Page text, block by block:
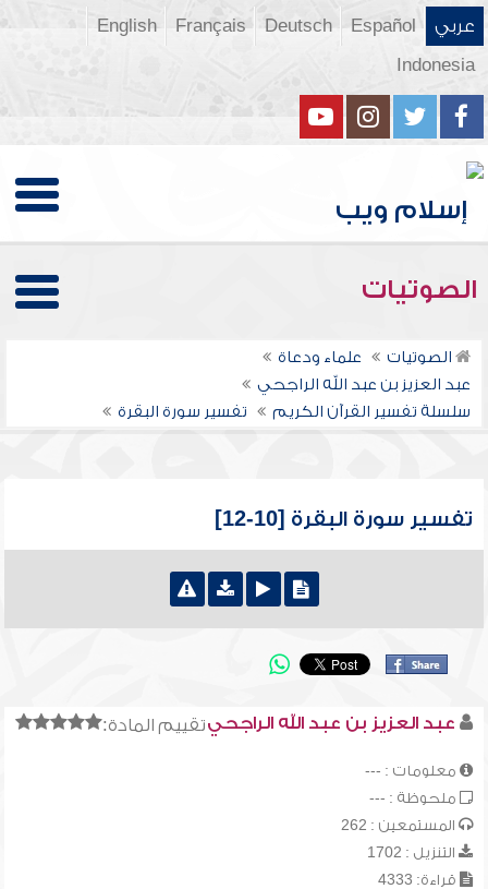
عربي Español
Deutsch
Français
English
Indonesia
الصوتيات
الصوتيات
علماء ودعاة
عبد العزيز بن عبد الله الراجحي
سلسلة تفسير القرآن الكريم
تفسير سورة البقرة
تفسير سورة البقرة [10-12]
تقييم المادة:عبد العزيز بن عبد الله الراجحي
معلومات : ---
ملحوظة : ---
المستمعين : 262
التنزيل : 1702
قراءة: 4333